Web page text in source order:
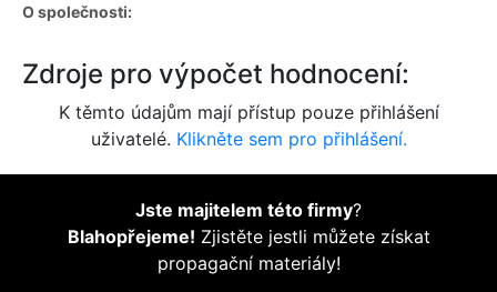
O společnosti:
Zdroje pro výpočet hodnocení:
K těmto údajům mají přístup pouze přihlášení
uživatelé. Klikněte sem pro přihlášení.
Jste majitelem této firmy?
Blahopřejeme! Zjistěte jestli můžete získat
propagační materiály!